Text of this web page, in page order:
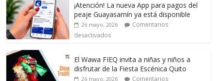
¡Atención! La nueva App para pagos del
peaje Guayasamín ya está disponible
26 mayo, 2026
Comentarios
desactivados
El Wawa FIEQ invita a niñas y niños a
disfrutar de la Fiesta Escénica Quito
26 mayo, 2026
Comentarios